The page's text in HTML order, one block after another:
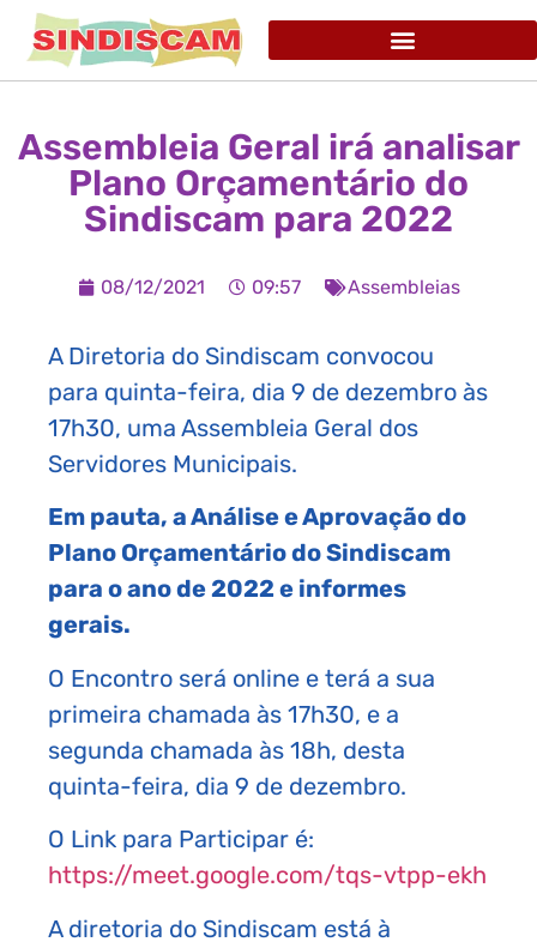
Assembleia Geral irá analisar
Plano Orçamentário do
Sindiscam para 2022
08/12/2021 09:57 Assembleias
A Diretoria do Sindiscam convocou
para quinta-feira, dia 9 de dezembro às
17h30, uma Assembleia Geral dos
Servidores Municipais.
Em pauta, a Análise e Aprovação do
Plano Orçamentário do Sindiscam
para o ano de 2022 e informes
gerais.
O Encontro será online e terá a sua
primeira chamada às 17h30, e a
segunda chamada às 18h, desta
quinta-feira, dia 9 de dezembro.
O Link para Participar é:
https://meet.google.com/tqs-vtpp-ekh
A diretoria do Sindiscam está à